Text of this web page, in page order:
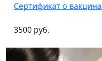
Сертификат о
3500 руб.